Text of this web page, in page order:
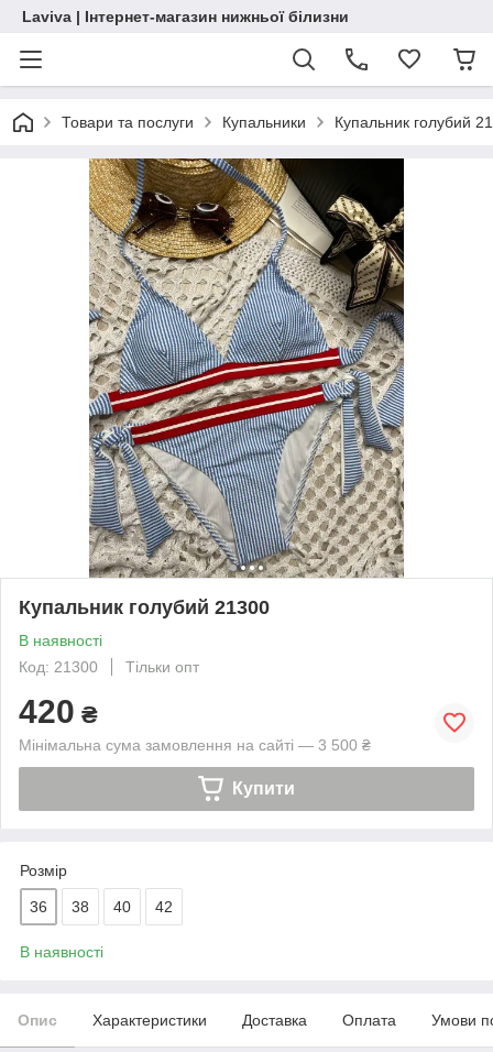
Laviva | Інтернет-магазин нижньої білизни
Товари та послуги Купальники Купальник голубий
Купальник голубий 21300
В наявності
Код: 21300
Тільки опт
420 ₴
Мінімальна сума замовлення на сайті — 3 500 ₴
Купити
Розмір
36 38 40 42
В наявності
Опис Характеристики Доставка Оплата Умови